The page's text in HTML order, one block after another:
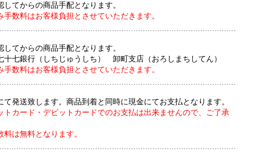
してからの商品手配となります。
数料はお客様負担とさせていただきます。
してからの商品手配となります。
十七銀行（しちじゅうしち） 卸町支店（おろしまちしてん）
数料はお客様負担とさせていただきます。
て発送致します。商品到着と同時に現金にてお支払となります。
トカード・デビットカードでのお支払は出来ませんので、ご了承
は無料となります。